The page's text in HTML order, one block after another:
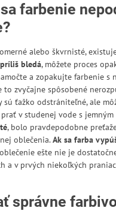
farbenie
alebo škvrnisté,
bledá, môžete proces
a zopakujte farbenie s
to zvyčajne spôsobené
sú ťažko odstrániteľné, ale
v studenej vode s
, bolo pravdepodobne
oblečenia.Ak sa farba
ešte nie je
a v prvých niekoľkých
správne